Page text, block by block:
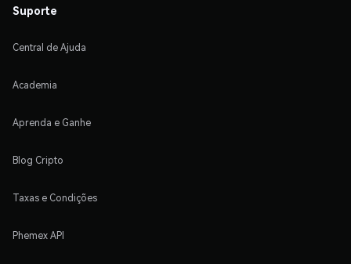
Suporte
Central de Ajuda
Academia
Aprenda e Ganhe
Blog Cripto
Taxas e Condições
Phemex API